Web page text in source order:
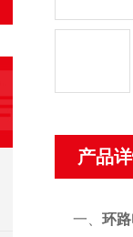
产品
一、 环